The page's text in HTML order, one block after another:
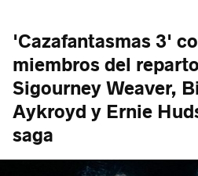
'Cazafantasmas 3'
miembros del
Sigourney Weaver,
Aykroyd y Ernie
saga